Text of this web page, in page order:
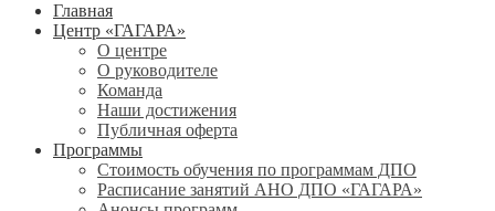
Главная
Центр «ГАГАРА»
О центре
О руководителе
Команда
Наши достижения
Публичная оферта
Программы
Стоимость обучения по программам ДПО
Расписание занятий АНО ДПО «ГАГАРА»